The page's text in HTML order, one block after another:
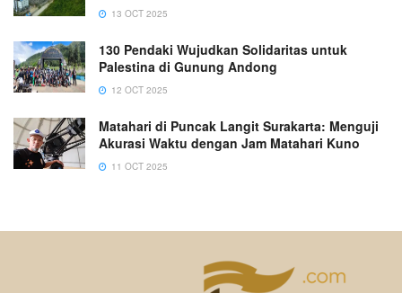
13 OCT 2025
130 Pendaki Wujudkan Solidaritas untuk
Palestina di Gunung Andong
12 OCT 2025
Matahari di Puncak Langit Surakarta: Menguji
Akurasi Waktu dengan Jam Matahari Kuno
11 OCT 2025